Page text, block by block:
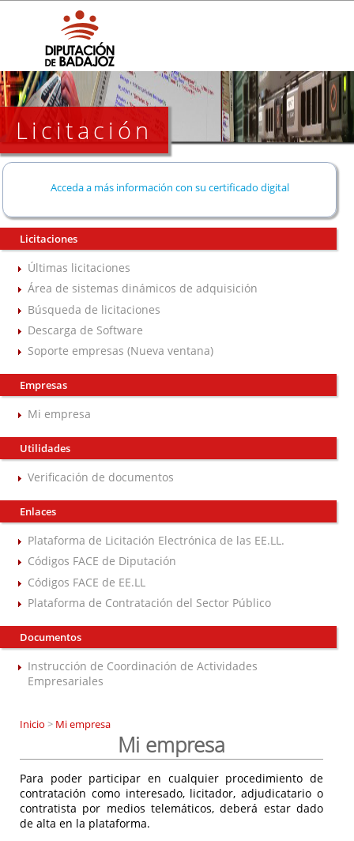
Licitación
Acceda a más información con su certificado digital
Licitaciones
Últimas licitaciones
Área de sistemas dinámicos de adquisición
Búsqueda de licitaciones
Descarga de Software
Soporte empresas (Nueva ventana)
Empresas
Mi empresa
Utilidades
Verificación de documentos
Enlaces
Plataforma de Licitación Electrónica de las EE.LL.
Códigos FACE de Diputación
Códigos FACE de EE.LL
Plataforma de Contratación del Sector Público
Documentos
Instrucción de Coordinación de Actividades
Empresariales
Inicio > Mi empresa
Mi empresa
Para poder participar en cualquier procedimiento de
contratación como interesado, licitador, adjudicatario o
contratista por medios telemáticos, deberá estar dado
de alta en la plataforma.